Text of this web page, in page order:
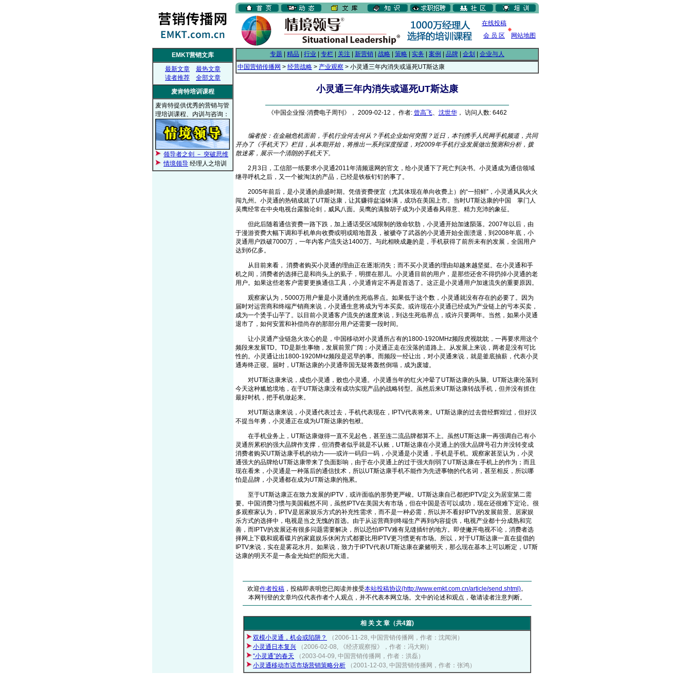
在线投稿
会 员 区
网站地图
EMKT营销文库
最新文章
最热文章
读者推荐
全部文章
麦肯特培训课程
麦肯特提供优秀的营销与管
理培训课程、内训与咨询：
领导者之剑 － 突破思维
情境领导 经理人之培训
专题 精品 行业 专栏 关注 新营销 战略 策略 实务 案例 品牌 企划
企业与人
中国营销传播网 > 经营战略 > 产业观察 > 小灵通三年内消失或逼死UT斯达康
小灵通三年内消失或逼死UT斯达康
《中国企业报·消费电子周刊》， 2009-02-12， 作者: 曾高飞、 沈世华， 访问人数: 6462
编者按：在金融危机面前，手机行业何去何从？手机企业如何突围？近日，本刊携手人民网手机频道，共同
开办了《手机天下》栏目，从本期开始，将推出一系列深度报道，对2009年手机行业发展做出预测和分析，拨
散迷雾，展示一个清朗的手机天下。
2月3日，工信部一纸要求小灵通2011年清频退网的官文，给小灵通下了死亡判决书。小灵通成为通信领域
继寻呼机之后，又一个被淘汰的产品，已经是铁板钉钉的事了。
2005年前后，是小灵通的鼎盛时期。凭借资费便宜（尤其体现在单向收费上）的“一招鲜”，小灵通风风火火
闯九州。小灵通的热销成就了UT斯达康，让其赚得盆溢钵满，成功在美国上市。当时UT斯达康的中国
掌门人
吴鹰经常在中央电视台露脸论剑，威风八面。吴鹰的满脸胡子成为小灵通春风得意、精力充沛的象征。
但此后随着通信资费一路下跌，加上通话受区域限制的致命软肋，小灵通开始加速陨落。2007年以后，由
于漫游资费大幅下调和手机单向收费或明或暗地普及，被褫夺了武器的小灵通开始全面溃退，到2008年底，小
灵通用户跌破7000万，一年内客户流失达1400万。与此相映成趣的是，手机获得了前所未有的发展，全国用户
达到6亿多。
从目前来看， 消费者购买小灵通的理由正在逐渐消失；而不买小灵通的理由却越来越坚挺。在小灵通和手
机之间，消费者的选择已是和尚头上的虱子，明摆在那儿。小灵通目前的用户，是那些还舍不得扔掉小灵通的老
用户。如果这些老客户需要更换通信工具，小灵通肯定不再是首选了。这正是小灵通用户加速流失的重要原因。
观察家认为，5000万用户量是小灵通的生死临界点。如果低于这个数，小灵通就没有存在的必要了。因为
届时对运营商和终端产销商来说，小灵通生意将成为亏本买卖。或许现在小灵通已经成为产业链上的亏本买卖，
成为一个烫手山芋了。以目前小灵通客户流失的速度来说，到达生死临界点，或许只要两年。当然，如果小灵通
退市了，如何安置和补偿尚存的那部分用户还需要一段时间。
让小灵通产业链急火攻心的是，中国移动对小灵通所占有的1800-1920MHz频段虎视眈眈，一再要求用这个
频段来发展TD。TD是新生事物，发展前景广阔；小灵通正走在没落的道路上。从发展上来说，两者是没有可比
性的。小灵通让出1800-1920MHz频段是迟早的事。而频段一经让出，对小灵通来说，就是釜底抽薪，代表小灵
通寿终正寝。届时，UT斯达康的小灵通帝国无疑将轰然倒塌，成为废墟。
对UT斯达康来说，成也小灵通，败也小灵通。小灵通当年的红火冲晕了UT斯达康的头脑。UT斯达康沦落到
今天这种尴尬境地，在于UT斯达康没有成功实现产品的战略转型。虽然后来UT斯达康转战手机，但并没有抓住
最好时机，把手机做起来。
对UT斯达康来说，小灵通代表过去，手机代表现在，IPTV代表将来。UT斯达康的过去曾经辉煌过，但好汉
不提当年勇，小灵通正在成为UT斯达康的包袱。
在手机业务上，UT斯达康做得一直不见起色，甚至连二流品牌都算不上。虽然UT斯达康一再强调自己有小
灵通所累积的强大品牌作支撑，但消费者似乎就是不认账，UT斯达康在小灵通上的强大品牌号召力并没转变成
消费者购买UT斯达康手机的动力——或许一码归一码，小灵通是小灵通，手机是手机。观察家甚至认为，小灵
通强大的品牌给UT斯达康带来了负面影响，由于在小灵通上的过于强大削弱了UT斯达康在手机上的作为；而且
现在看来，小灵通是一种落后的通信技术，所以UT斯达康手机不能作为先进事物的代名词，甚至相反，所以哪
怕是品牌，小灵通都在成为UT斯达康的拖累。
至于UT斯达康正在致力发展的IPTV，或许面临的形势更严峻。UT斯达康自己都把IPTV定义为居室第二需
要。中国消费习惯与美国截然不同，虽然IPTV在美国大有市场，但在中国是否可以成功，现在还很难下定论。很
多观察家认为，IPTV是居家娱乐方式的补充性需求，而不是一种必需，所以并不看好IPTV的发展前景。居家娱
乐方式的选择中，电视是当之无愧的首选。由于从运营商到终端生产再到内容提供，电视产业都十分成熟和完
善，而IPTV的发展还有很多问题需要解决，所以恐怕IPTV难有见缝插针的地方。即使撇开电视不论，消费者选
择网上下载和观看碟片的家庭娱乐休闲方式都要比用IPTV更习惯更有市场。所以，对于UT斯达康一直在提倡的
IPTV来说，实在是雾花水月。如果说，致力于IPTV代表UT斯达康在豪赌明天，那么现在基本上可以断定，UT斯
达康的明天不是一条金光灿烂的阳光大道。
欢迎作者投稿 ，投稿即表明您已阅读并接受本站投稿协议(http://www.emkt.com.cn/article/send.shtml)。
本网刊登的文章均仅代表作者个人观点，并不代表本网立场。文中的论述和观点，敬请读者注意判断。
相 关 文 章（共4篇)
双模小灵通，机会或陷阱？
（2006-11-28, 中国营销传播网，作者：沈闻涧）
小灵通日本复兴
（2006-02-08, 《经济观察报》，作者：冯大刚）
“小灵通”的春天
（2003-04-09, 中国营销传播网，作者：洪磊）
小灵通移动市话市场营销策略分析
（2001-12-03, 中国营销传播网，作者：张鸿）